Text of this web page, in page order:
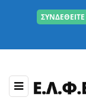
ΣΥΝΔΕΘΕΙΤΕ